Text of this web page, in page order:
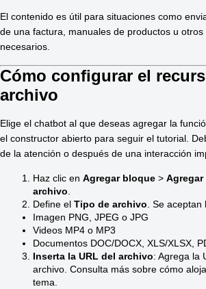
El contenido es útil para situaciones como
de una factura, manuales de productos u
necesarios.
Cómo configurar el
archivo
Elige el chatbot al que deseas agregar la
el constructor abierto para seguir el tutorial.
de la atención o después de una interacción
Haz clic en Agregar bloque >
archivo
Define el Tipo de archivo . Se
Imagen PNG, JPEG o JPG
Videos MP4 o MP3
Documentos DOC/DOCX, XLS/XLSX,
Inserta la URL del archivo: Agrega la
archivo. Consulta más sobre cómo
tema.